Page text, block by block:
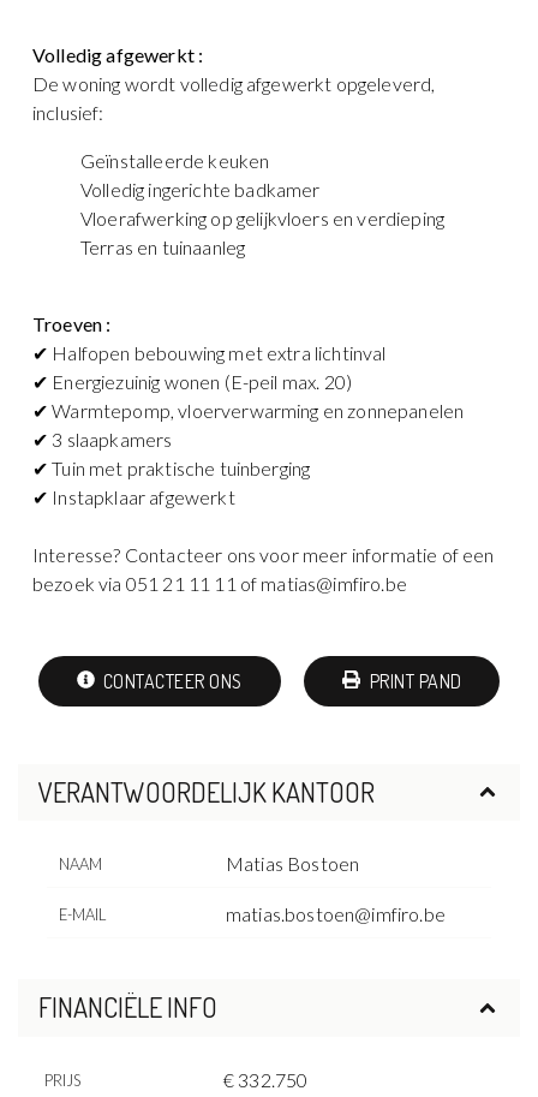
Volledig afgewerkt :
De woning wordt volledig afgewerkt opgeleverd,
inclusief:
Geïnstalleerde keuken
Volledig ingerichte badkamer
Vloerafwerking op gelijkvloers en verdieping
Terras en tuinaanleg
Troeven :
✔ Halfopen bebouwing met extra lichtinval
✔ Energiezuinig wonen (E-peil max. 20)
✔ Warmtepomp, vloerverwarming en zonnepanelen
✔ 3 slaapkamers
✔ Tuin met praktische tuinberging
✔ Instapklaar afgewerkt
Interesse? Contacteer ons voor meer informatie of een
bezoek via 051 21 11 11 of matias@imfiro.be
CONTACTEER ONS PRINT PAND
VERANTWOORDELIJK KANTOOR
NAAM Matias Bostoen
E-MAIL matias.bostoen@imfiro.be
FINANCIËLE INFO
PRIJS € 332.750